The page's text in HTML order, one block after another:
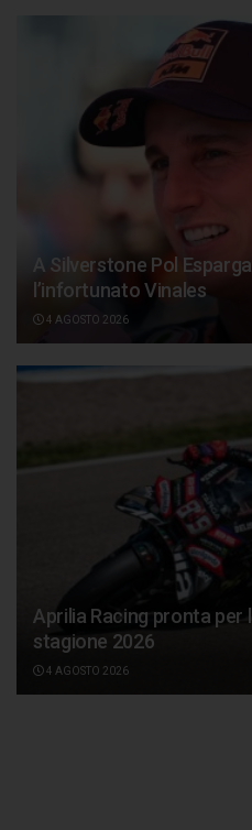
A Silverstone Pol
l’infortunato Vinales
4 AGOSTO 2026
Aprilia Racing pronta per
stagione 2026
4 AGOSTO 2026